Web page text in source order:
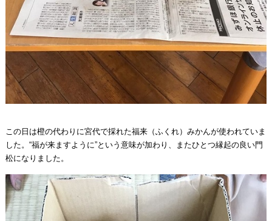
この日は橙の代わりに宮代で採れた福来（ふくれ）みかんが使われていま
した。“福が来ますように”という意味が加わり、またひとつ縁起の良い門
松になりました。